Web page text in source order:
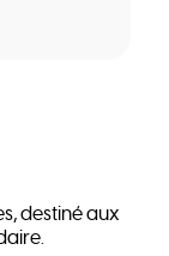
destiné aux